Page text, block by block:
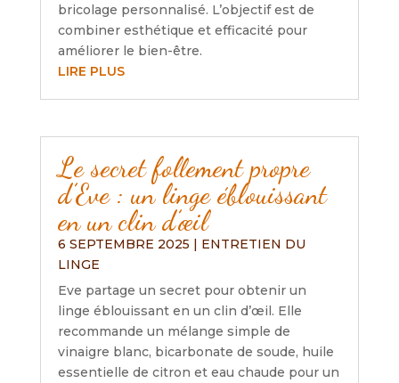
bricolage personnalisé. L’objectif est de
combiner esthétique et efficacité pour
améliorer le bien-être.
LIRE PLUS
Le secret follement propre
d’Eve : un linge éblouissant
en un clin d’œil
6 SEPTEMBRE 2025 | ENTRETIEN DU
LINGE
Eve partage un secret pour obtenir un
linge éblouissant en un clin d’œil. Elle
recommande un mélange simple de
vinaigre blanc, bicarbonate de soude, huile
essentielle de citron et eau chaude pour un